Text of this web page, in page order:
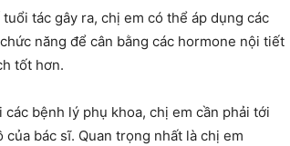
tác gây ra, chị em có thể áp dụng các
năng để cân bằng các hormone nội tiết
tốt hơn.
bệnh lý phụ khoa, chị em cần phải tới
bác sĩ. Quan trọng nhất là chị em